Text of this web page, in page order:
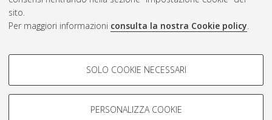
sito.
Per maggiori informazioni consulta la nostra Cookie policy.
COOKIE DI PROFILAZIONE -
Si tratta di cookie utilizzati per analizzare le caratteristiche della
navigazione degli utenti, creare profili in base al loro comportamento
SOLO COOKIE NECESSARI
PERSONALIZZA COOKIE
AMS Laurea
Impostazioni Cookie
Informativa sulla privacy
Condizioni d’uso del sito